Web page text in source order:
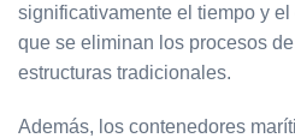
significativamente el tiempo y
que se eliminan los procesos
estructuras tradicionales.
Además, los contenedores